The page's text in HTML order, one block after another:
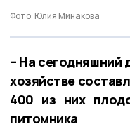
Фото: Юлия Минакова
– На сегодняшний
хозяйстве
400 из них